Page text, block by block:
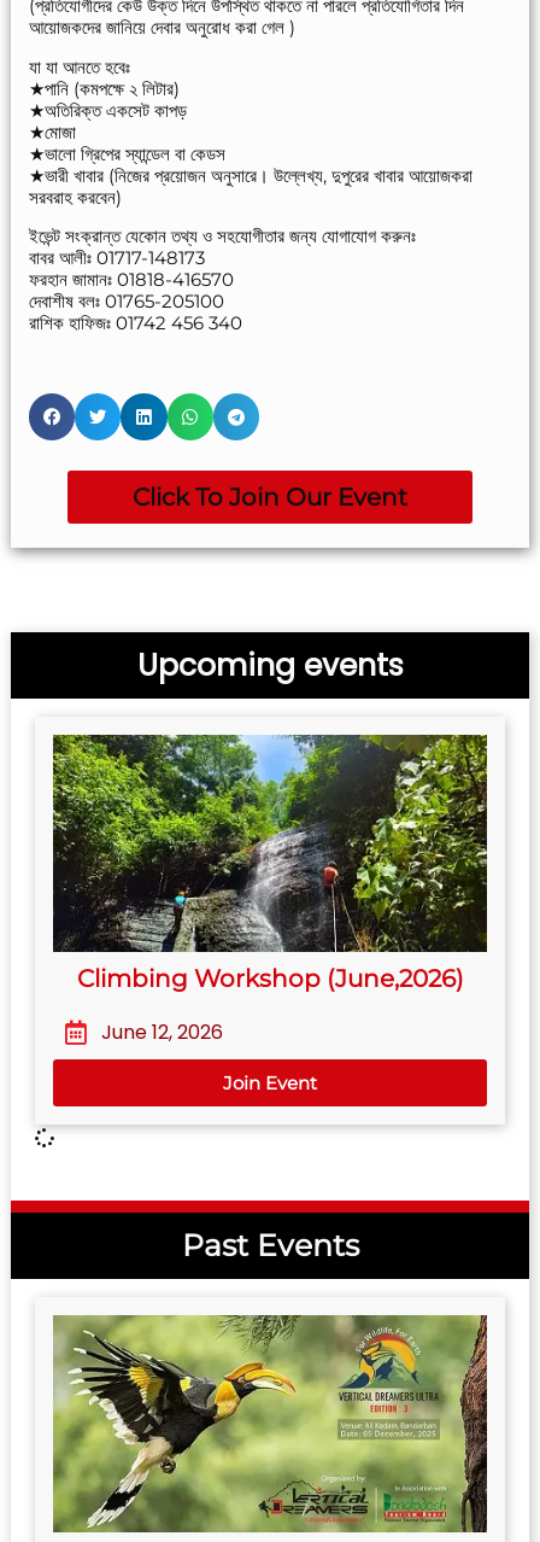
(প্রতিযোগীদের কেউ উক্ত দিনে উপস্থিত থাকতে না পারলে প্রতিযোগিতার দিন
আয়োজকদের জানিয়ে দেবার অনুরোধ করা গেল )
যা যা আনতে হবেঃ
★পানি (কমপক্ষে ২ লিটার)
★অতিরিক্ত একসেট কাপড়
★মোজা
★ভালো গ্রিপের স্যান্ডেল বা কেডস
★ভারী খাবার (নিজের প্রয়োজন অনুসারে। উল্লেখ্য, দুপুরের খাবার আয়োজকরা
সরবরাহ করবেন)
ইভেন্ট সংক্রান্ত যেকোন তথ্য ও সহযোগীতার জন্য যোগাযোগ করুনঃ
বাবর আলীঃ 01717-148173
ফরহান জামানঃ 01818-416570
দেবাশীষ বলঃ 01765-205100
রাশিক হাফিজঃ 01742 456 340
Click To Join Our Event
Upcoming events
Climbing Workshop (June,2026)
June 12, 2026
Join Event
Past Events